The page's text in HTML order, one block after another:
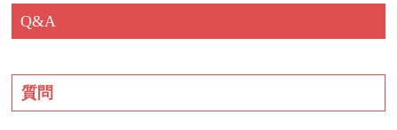
Q&A
質問